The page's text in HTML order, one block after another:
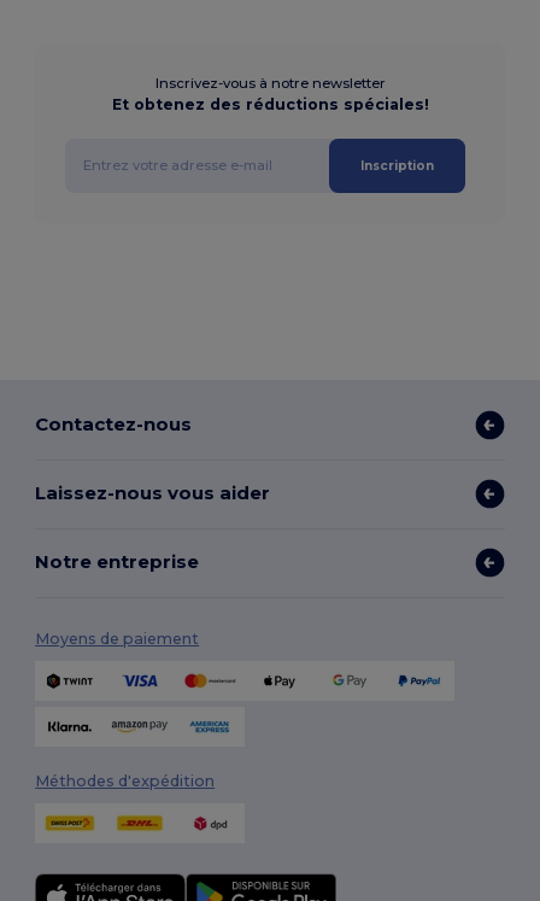
Inscrivez-vous à notre newsletter
Et obtenez des réductions spéciales!
Inscription
Contactez-nous
Laissez-nous vous aider
Notre entreprise
Moyens de paiement
Méthodes d'expédition